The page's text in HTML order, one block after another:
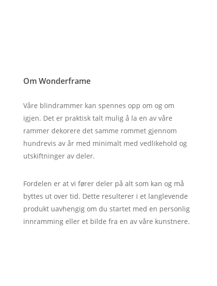
Om Wonderframe
Våre blindrammer kan spennes opp om og om
igjen. Det er praktisk talt mulig å la en av våre
rammer dekorere det samme rommet gjennom
hundrevis av år med minimalt med vedlikehold og
utskiftninger av deler.
Fordelen er at vi fører deler på alt som kan og må
byttes ut over tid. Dette resulterer i et langlevende
produkt uavhengig om du startet med en personlig
innramming eller et bilde fra en av våre kunstnere.